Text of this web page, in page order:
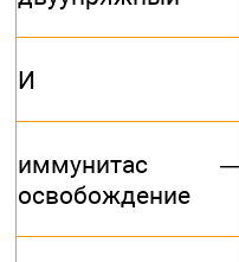
И
иммунитас
освобождение